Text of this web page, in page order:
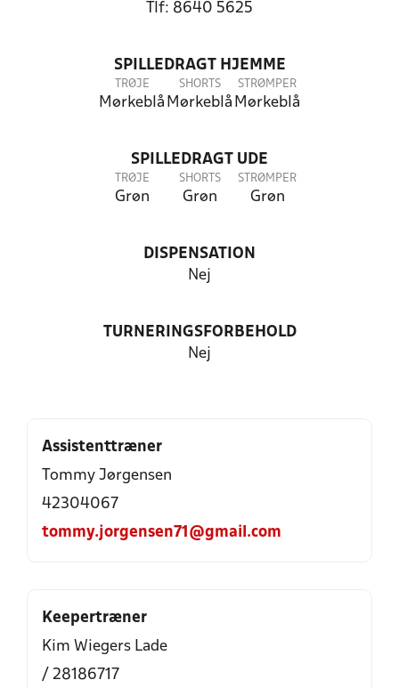
Tlf: 8640 5625
SPILLEDRAGT HJEMME
TRØJE
Mørkeblå
SHORTS
Mørkeblå
STRØMPER
Mørkeblå
SPILLEDRAGT UDE
TRØJE
Grøn
SHORTS
Grøn
STRØMPER
Grøn
DISPENSATION
Nej
TURNERINGSFORBEHOLD
Nej
Assistenttræner
Tommy Jørgensen
42304067
tommy.jorgensen71@gmail.com
Keepertræner
Kim Wiegers Lade
/ 28186717